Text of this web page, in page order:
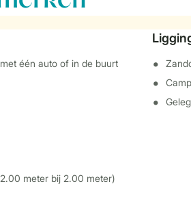
één auto of in de buurt
meter bij 2.00 meter)